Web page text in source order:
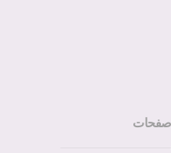
صفحات